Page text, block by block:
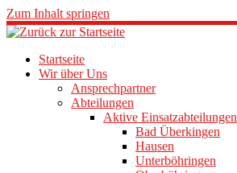
Zum Inhalt springen
Startseite
Wir über Uns
Ansprechpartner
Abteilungen
Aktive Einsatzabteilungen
Bad Überkingen
Hausen
Unterböhringen